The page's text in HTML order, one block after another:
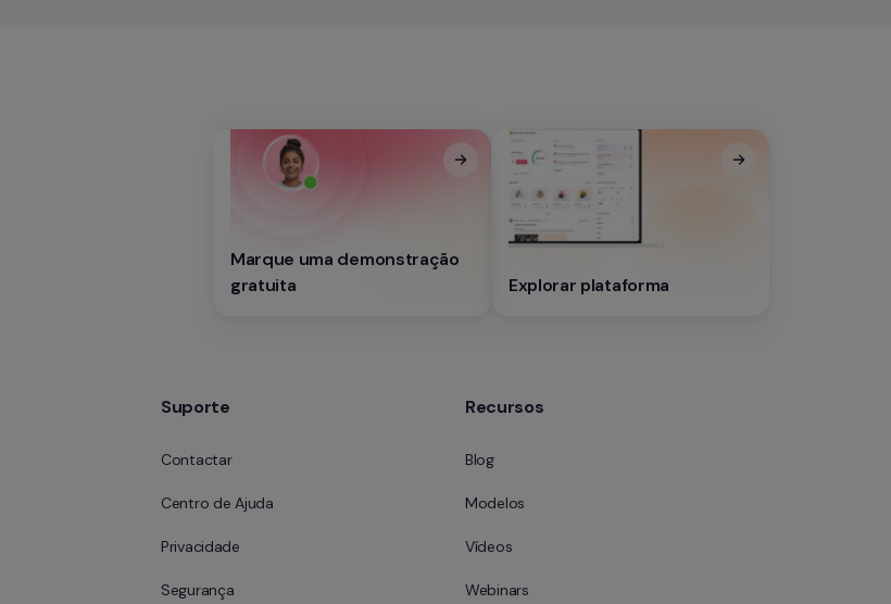
Marque uma demonstração
gratuita
Explorar plataforma
Suporte
Contactar
Centro de Ajuda
Privacidade
Segurança
Recursos
Blog
Modelos
Vídeos
Webinars